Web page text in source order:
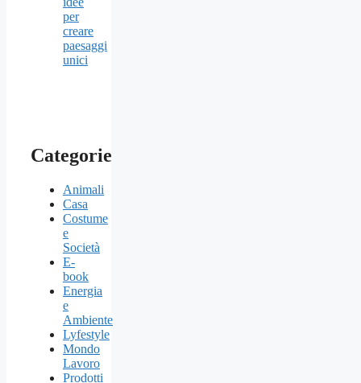
per
creare
paesaggi
unici
Categorie
Animali
Casa
Costume
e
Società
E-
book
Energia
e
Ambiente
Lyfestyle
Mondo
Lavoro
Prodotti